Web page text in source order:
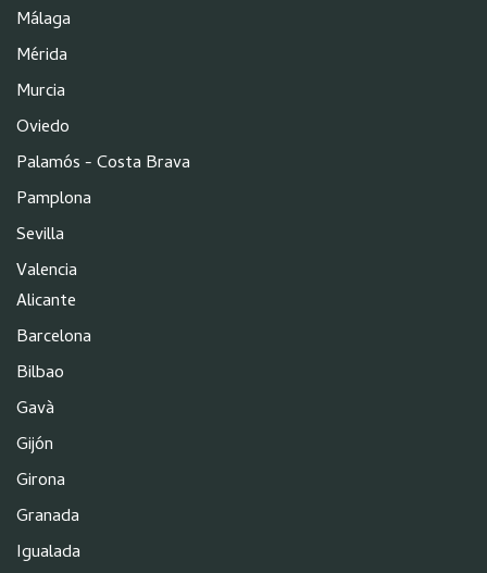
Málaga
Mérida
Murcia
Oviedo
Palamós - Costa Brava
Pamplona
Sevilla
Valencia
Alicante
Barcelona
Bilbao
Gavà
Gijón
Girona
Granada
Igualada